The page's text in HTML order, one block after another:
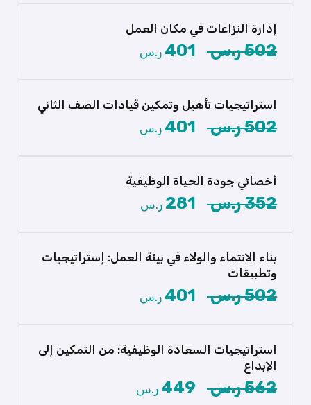
عرض المزيد
هل تواجه تحديات في إدارة النزاعات داخل بيئة
عرض المزيد
إدارة النزاعات في مكان العمل
502 ر.س 401 ر.س
“هل ترغب في صقل قدراتك القيادية ورفع كفاءة
عرض المزيد
استراتيجيات تأهيل وتمكين قيادات الصف الثاني
502 ر.س 401 ر.س
هل تسعى لتحسين بيئة العمل وتعزيز سعادة
عرض المزيد
أخصائي جودة الحياة الوظيفية
352 ر.س 281 ر.س
هل تساءلت يومًا عن السر وراء تحقيق بيئة عمل مليئة
بالانتماء […]
بناء الانتماء والولاء في بيئة العمل: إستراتيجيات
وتطبيقات
502 ر.س 401 ر.س
هل تساءلت يومًا عن السر وراء الأداء المتميز
والسعادة في بيئة […]
استراتيجيات السعادة الوظيفية: من التمكين إلى
الإبداع
562 ر.س 449 ر.س